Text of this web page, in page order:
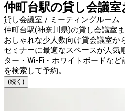
仲町台駅の貸し会議
貸し会議室 / ミーティングルーム
仲町台駅(神奈川県)の貸し会議室
おしゃれな少人数向け貸会議室か
セミナーに最適なスペースが人気
ター・Wi-Fi・ホワイトボードな
を検索して予約。
(続く)